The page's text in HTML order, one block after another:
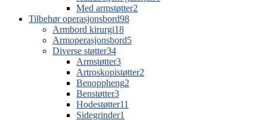
Med armstøtter2
Tilbehør operasjonsbord98
Armbord kirurgi18
Armoperasjonsbord5
Diverse støtter34
Armstøtter3
Artroskopistøtter2
Benoppheng2
Benstøtter3
Hodestøtter11
Sidegrinder1